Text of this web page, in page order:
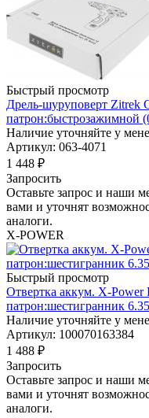
Быстрый просмотр
Дрель-шуруповерт Zitrek
патрон:быстрозажимной
Наличие уточняйте у
Артикул: 063-4071
1 448 ₽
Запросить
Оставьте запрос и наши
вами и уточнят
аналоги.
X-POWER
Быстрый просмотр
Отвертка аккум. X-Power
патрон:шестигранник
Наличие уточняйте у
Артикул: 100070163384
1 488 ₽
Запросить
Оставьте запрос и наши
вами и уточнят
аналоги.